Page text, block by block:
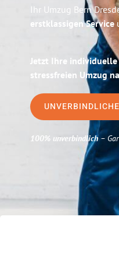
Ihr Umzug Bern
erstklassigen Service
Jetzt Ihre
stressfreien Umzug
100% unverbindlich–